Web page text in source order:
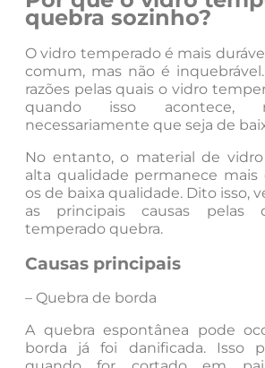
quebra sozinho?
O vidro temperado é mais
comum, mas não é
razões pelas quais o vidro
quando isso acontece,
necessariamente que seja de
No entanto, o material de
alta qualidade permanece mais
os de baixa qualidade. Dito isso,
as principais causas pelas
temperado quebra.
Causas principais
– Quebra de borda
A quebra espontânea pode
borda já foi danificada. Isso